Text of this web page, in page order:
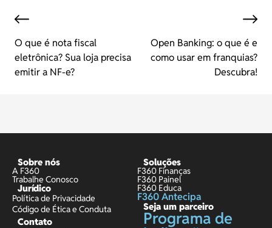
O que é nota fiscal
eletrônica? Sua loja precisa
emitir a NF-e?
Open Banking: o que é e
como usar em franquias?
Descubra!
Sobre nós
A F360
Trabalhe Conosco
Jurídico
Política de Privacidade
Código de Ética e Conduta
Contato
Soluções
F360 Finanças
F360 Painel
F360 Educa
F360 Antecipa
Seja um parceiro
Programa de